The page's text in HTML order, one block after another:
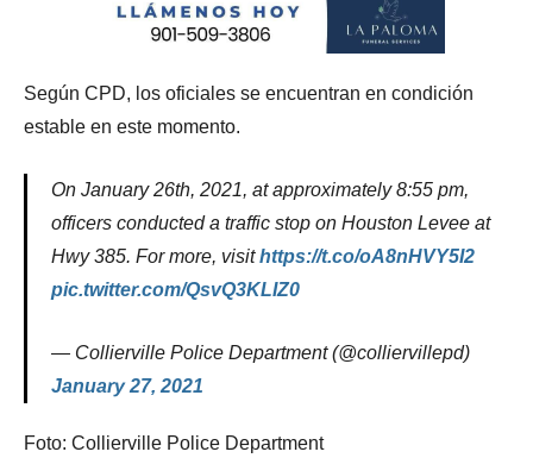
Según CPD, los oficiales se encuentran en condición
estable en este momento.
On January 26th, 2021, at approximately 8:55 pm,
officers conducted a traffic stop on Houston Levee at
Hwy 385. For more, visithttps://t.co/oA8nHVY5I2
pic.twitter.com/QsvQ3KLIZ0
— Collierville Police Department (@colliervillepd)
January 27, 2021
Foto: Collierville Police Department